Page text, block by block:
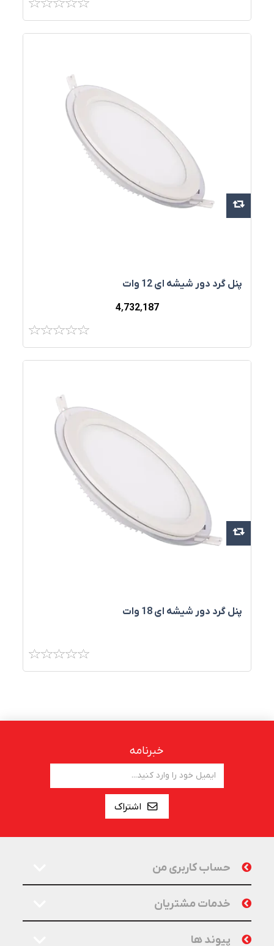
پنل گرد دور شيشه اي 12 وات
4٬732٬187
پنل گرد دور شيشه اي 18 وات
خبرنامه
اشتراک
حساب کاربری من
خدمات مشتریان
پیوند ها